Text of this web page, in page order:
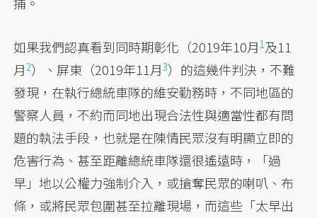
如果我們認真看到同時期彰化（2019年10月1 及11
月2）、屏東（2019年11月3）的這幾件判決，不難
發現，在執行總統車隊的維安勤務時，不同地區的
警察人員，不約而同地出現合法性與適當性都有問
題的執法手段，也就是在陳情民眾沒有明顯立即的
危害行為、甚至距離總統車隊還很遙遠時，「過
早」地以公權力強制介入，或搶奪民眾的喇叭、布
條，或將民眾包圍甚至拉離現場，而這些「太早出